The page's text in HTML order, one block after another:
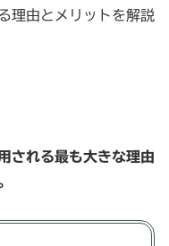
理由とメリットを解説
される最も大きな理由